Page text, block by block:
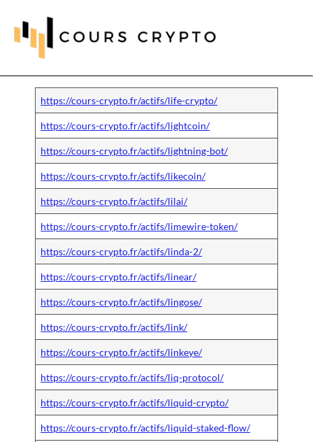
https://cours-crypto.fr/actifs/life-crypto/
https://cours-crypto.fr/actifs/lightcoin/
https://cours-crypto.fr/actifs/lightning-bot/
https://cours-crypto.fr/actifs/likecoin/
https://cours-crypto.fr/actifs/lilai/
https://cours-crypto.fr/actifs/limewire-token/
https://cours-crypto.fr/actifs/linda-2/
https://cours-crypto.fr/actifs/linear/
https://cours-crypto.fr/actifs/lingose/
https://cours-crypto.fr/actifs/link/
https://cours-crypto.fr/actifs/linkeye/
https://cours-crypto.fr/actifs/liq-protocol/
https://cours-crypto.fr/actifs/liquid-crypto/
https://cours-crypto.fr/actifs/liquid-staked-flow/